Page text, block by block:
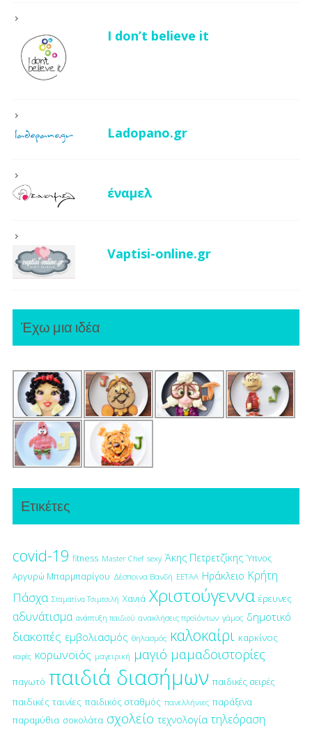
I don’t believe it
Ladopano.gr
έναμελ
Vaptisi-online.gr
Έχω μια ιδέα
Ετικέτες
covid-19 fitness Master Chef sexy Άκης Πετρετζίκης Ύπνος
Αργυρώ Μπαρμπαρίγου Δέσποινα Βανδή ΕΕΤΑΑ Ηράκλειο Κρήτη
Πάσχα Σταματίνα Τσιμτσιλή Χανιά Χριστούγεννα έρευνες
αδυνάτισμα ανάπτυξη παιδιού ανακλήσεις προϊόντων γάμος δημοτικό
διακοπές εμβολιασμός θηλασμός καλοκαίρι καρκίνος
καφές κορωνοϊός μαγειρική μαγιό μαμαδοιστορίες
παγωτό παιδιά διασήμων παιδικές σειρές
παιδικές ταινίες παιδικός σταθμός πανελλήνιες παράξενα
παραμύθια σοκολάτα σχολείο τεχνολογία τηλεόραση